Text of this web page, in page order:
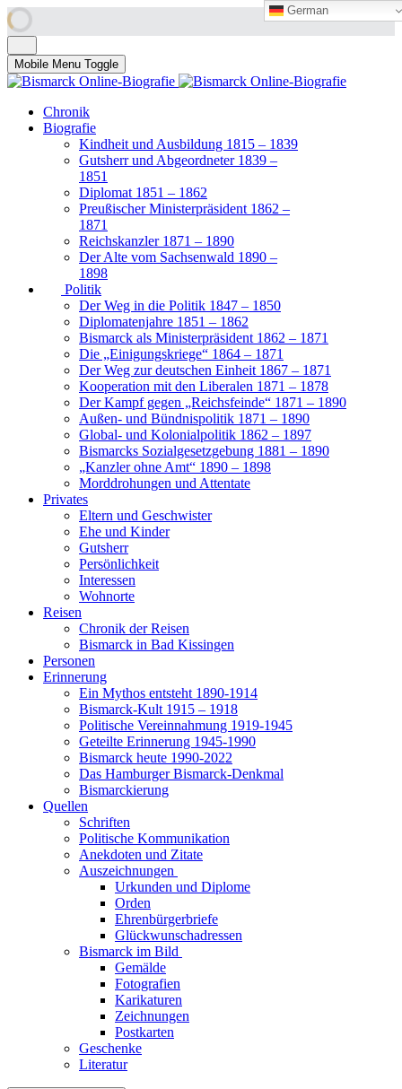
Mobile Menu Toggle
Chronik
Biografie
Kindheit und Ausbildung 1815 – 1839
Gutsherr und Abgeordneter 1839 –
1851
Diplomat 1851 – 1862
Preußischer Ministerpräsident 1862 –
1871
Reichskanzler 1871 – 1890
Der Alte vom Sachsenwald 1890 –
1898
Politik
Der Weg in die Politik 1847 – 1850
Diplomatenjahre 1851 – 1862
Bismarck als Ministerpräsident 1862 – 1871
Die „Einigungskriege“ 1864 – 1871
Der Weg zur deutschen Einheit 1867 – 1871
Kooperation mit den Liberalen 1871 – 1878
Der Kampf gegen „Reichsfeinde“ 1871 – 1890
Außen- und Bündnispolitik 1871 – 1890
Global- und Kolonialpolitik 1862 – 1897
Bismarcks Sozialgesetzgebung 1881 – 1890
„Kanzler ohne Amt“ 1890 – 1898
Morddrohungen und Attentate
Privates
Eltern und Geschwister
Ehe und Kinder
Gutsherr
Persönlichkeit
Interessen
Wohnorte
Reisen
Chronik der Reisen
Bismarck in Bad Kissingen
Personen
Erinnerung
Ein Mythos entsteht 1890-1914
Bismarck-Kult 1915 – 1918
Politische Vereinnahmung 1919-1945
Geteilte Erinnerung 1945-1990
Bismarck heute 1990-2022
Das Hamburger Bismarck-Denkmal
Bismarckierung
Quellen
Schriften
Politische Kommunikation
Anekdoten und Zitate
Auszeichnungen
Urkunden und Diplome
Orden
Ehrenbürgerbriefe
Glückwunschadressen
Bismarck im Bild
Gemälde
Fotografien
Karikaturen
Zeichnungen
Postkarten
Geschenke
Literatur
German
German